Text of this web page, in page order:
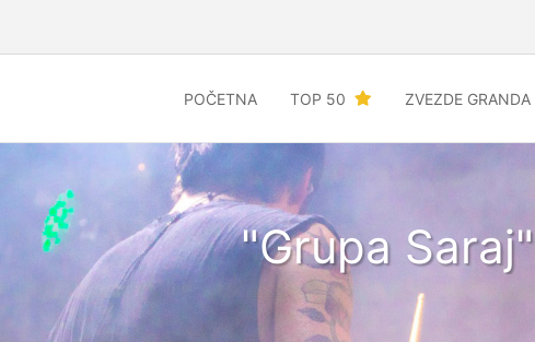
POČETNA TOP 50 ZVEZDE GRANDA
"Grupa Saraj"